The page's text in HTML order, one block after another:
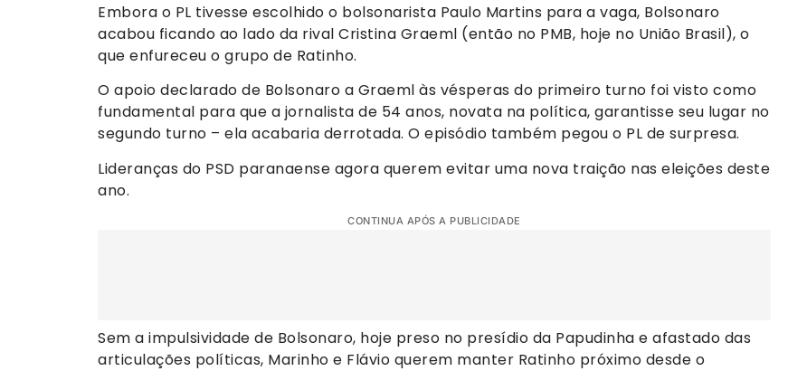
Embora o PL tivesse escolhido o bolsonarista Paulo Martins para a vaga, Bolsonaro
acabou ficando ao lado da rival Cristina Graeml (então no PMB, hoje no União Brasil), o
que enfureceu o grupo de Ratinho.
O apoio declarado de Bolsonaro a Graeml às vésperas do primeiro turno foi visto como
fundamental para que a jornalista de 54 anos, novata na política, garantisse seu lugar no
segundo turno – ela acabaria derrotada. O episódio também pegou o PL de surpresa.
Lideranças do PSD paranaense agora querem evitar uma nova traição nas eleições deste
ano.
CONTINUA APÓS A PUBLICIDADE
Sem a impulsividade de Bolsonaro, hoje preso no presídio da Papudinha e afastado das
articulações políticas, Marinho e Flávio querem manter Ratinho próximo desde o